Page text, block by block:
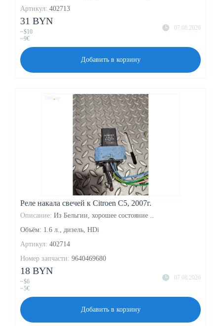
Артикул: 402713
07.08.2026
31 BYN
~$10
~9€
Добавить в корзину
Реле накала свечей к Citroen C5, 2007г.
Описание: Из Бельгии, хорошее состояние ..
Объём: 1.6 л., дизель, HDi
Артикул: 402714
Номер запчасти: 9640469680
07.08.2026
18 BYN
~$6
~5€
Добавить в корзину